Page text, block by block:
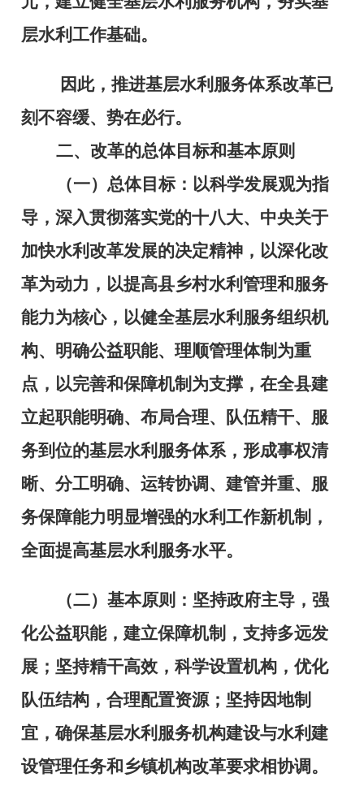
层水利工作基础。
因此，推进基层水利服务体系改革已
刻不容缓、势在必行。
二、改革的总体目标和基本原则
（一）总体目标： 以科学发展观为指
导，深入贯彻落实党的十八大、中央关于
加快水利改革发展的决定精神，以深化改
革为动力，以提高县乡村水利管理和服务
能力为核心，以健全基层水利服务组织机
构、明确公益职能、理顺管理体制为重
点，以完善和保障机制为支撑，在全县建
立起职能明确、布局合理、队伍精干、服
务到位的基层水利服务体系，形成事权清
晰、分工明确、运转协调、建管并重、服
务保障能力明显增强的水利工作新机制，
全面提高基层水利服务水平。
（二）基本原则： 坚持政府主导，强
化公益职能，建立保障机制，支持多远发
展；坚持精干高效，科学设置机构，优化
队伍结构，合理配置资源；坚持因地制
宜，确保基层水利服务机构建设与水利建
设管理任务和乡镇机构改革要求相协调。